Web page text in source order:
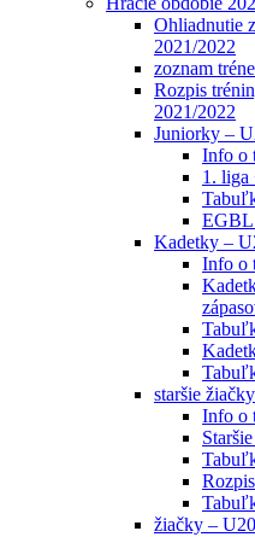
Ohliadnutie
2021/2022
zoznam
Rozpis
2021/2022
Juniorky –
Info o
1. liga
Kadetky –
Info o
staršie
Info o
žiačky –